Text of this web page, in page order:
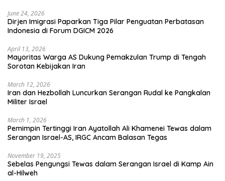
June 24, 2026
Dirjen Imigrasi Paparkan Tiga Pilar Penguatan Perbatasan
Indonesia di Forum DGICM 2026
April 13, 2026
Mayoritas Warga AS Dukung Pemakzulan Trump di Tengah
Sorotan Kebijakan Iran
March 12, 2026
Iran dan Hezbollah Luncurkan Serangan Rudal ke Pangkalan
Militer Israel
March 1, 2026
Pemimpin Tertinggi Iran Ayatollah Ali Khamenei Tewas dalam
Serangan Israel-AS, IRGC Ancam Balasan Tegas
November 19, 2025
Sebelas Pengungsi Tewas dalam Serangan Israel di Kamp Ain
al-Hilweh